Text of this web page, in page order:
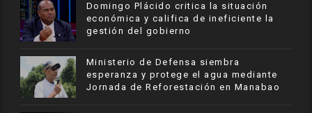
​Domingo Plácido critica la situación
económica y califica de ineficiente la
gestión del gobierno
Ministerio de Defensa siembra
esperanza y protege el agua mediante
Jornada de Reforestación en Manabao